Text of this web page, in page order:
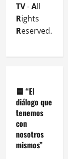
TV-All
Rights
Reserved.
🟦 “El
diálogo que
tenemos
con
nosotros
mismos”